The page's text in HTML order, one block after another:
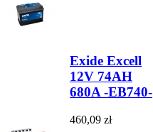
Exide Excell
12V 74AH
680A -EB740-
460,09 zł